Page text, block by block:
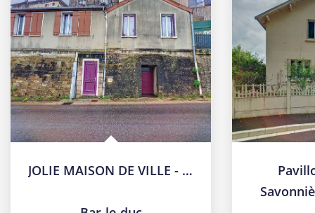
JOLIE MAISON DE VILLE - LIBRE DE TOUTE OCCUPATION